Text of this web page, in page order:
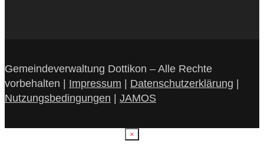
Gemeindeverwaltung Dottikon – Alle Rechte
vorbehalten | Impressum Datenschutzerklärung
Nutzungsbedingungen
JAMOS
×